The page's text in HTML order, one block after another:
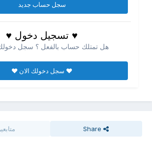
سجل حساب جديد
♥ تسجيل دخول ♥
هل تمتلك حساب بالفعل ؟ سجل
♥ سجل دخولك الان ♥
Share